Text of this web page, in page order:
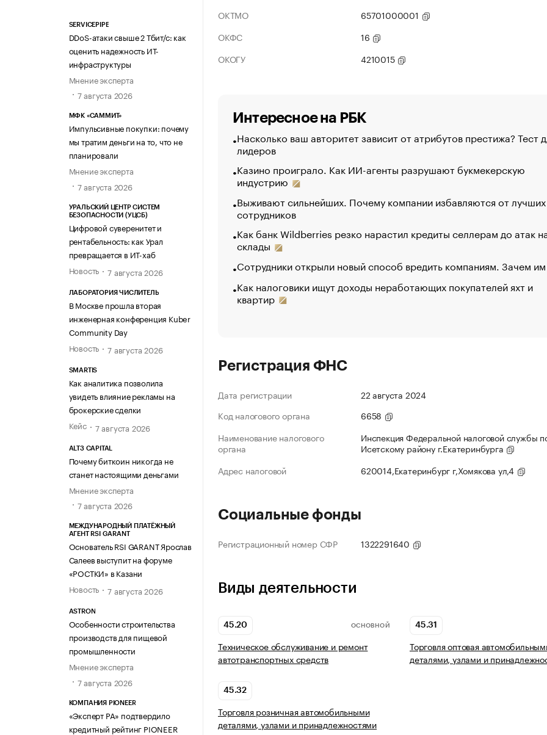
SERVICEPIPE
DDoS-атаки свыше 2 Тбит/с: как
оценить надежность ИТ-
инфраструктуры
Мнение эксперта
7 августа 2026
МФК «САММИТ»
Импульсивные покупки: почему
мы тратим деньги на то, что не
планировали
Мнение эксперта
7 августа 2026
УРАЛЬСКИЙ ЦЕНТР СИСТЕМ
БЕЗОПАСНОСТИ (УЦСБ)
Цифровой суверенитет и
рентабельность: как Урал
превращается в ИТ-хаб
Новость
7 августа 2026
ЛАБОРАТОРИЯ ЧИСЛИТЕЛЬ
В Москве прошла вторая
инженерная конференция Kuber
Community Day
Новость
7 августа 2026
SMARTIS
Как аналитика позволила
увидеть влияние рекламы на
брокерские сделки
Кейс
7 августа 2026
ALT3 CAPITAL
Почему биткоин никогда не
станет настоящими деньгами
Мнение эксперта
7 августа 2026
МЕЖДУНАРОДНЫЙ ПЛАТЁЖНЫЙ
АГЕНТ RSI GARANT
Основатель RSI GARANT Ярослав
Салеев выступит на форуме
«РОСТКИ» в Казани
Новость
7 августа 2026
ASTRON
Особенности строительства
производств для пищевой
промышленности
Мнение эксперта
7 августа 2026
КОМПАНИЯ PIONEER
«Эксперт РА» подтвердило
кредитный рейтинг PIONEER
ОКТМО
65701000001
ОКФС
16
ОКОГУ
4210015
Интересное на РБК
Насколько ваш авторитет зависит от атрибутов престижа? Тест
лидеров
Казино проиграло. Как ИИ-агенты разрушают букмекерскую
индустрию
Выживают сильнейших. Почему компании избавляются от лучших
сотрудников
Как банк Wildberries резко нарастил кредиты селлерам до атак
склады
Сотрудники открыли новый способ вредить компаниям. Зачем
Как налоговики ищут доходы неработающих покупателей яхт и
квартир
Регистрация ФНС
Дата регистрации
22 августа 2024
Код налогового органа
6658
Наименование налогового
органа
Инспекция Федеральной налоговой службы
Исетскому району г.Екатеринбурга
Адрес налоговой
620014,Екатеринбург г,Хомякова ул,4
Социальные фонды
Регистрационный номер СФР 1322291640
Виды деятельности
45.20 ОСНОВНОЙ
Техническое обслуживание и ремонт
автотранспортных средств
45.31
Торговля оптовая
деталями, узлами и
45.32
Торговля розничная автомобильными
деталями, узлами и принадлежностями